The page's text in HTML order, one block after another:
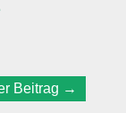
Beitrag →